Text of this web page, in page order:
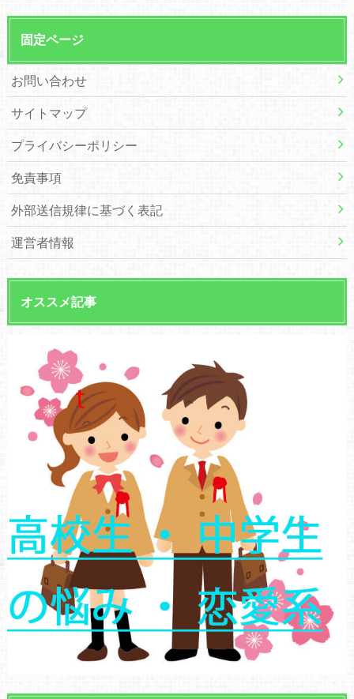
固定ページ
お問い合わせ
サイトマップ
プライバシーポリシー
免責事項
外部送信規律に基づく表記
運営者情報
オススメ記事